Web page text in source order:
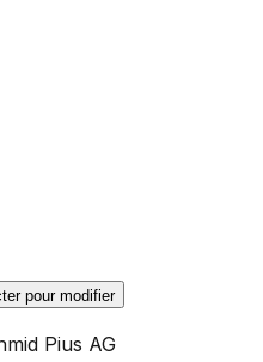
pour modifier
Pius AG